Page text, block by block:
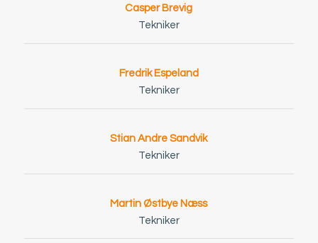
Casper Brevig
Tekniker
Fredrik Espeland
Tekniker
Stian Andre Sandvik
Tekniker
Martin Østbye Næss
Tekniker